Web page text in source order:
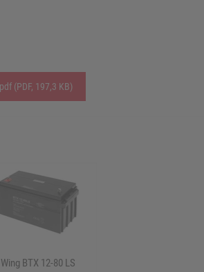
(PDF, 197,3 KB)
Wing BTX 12-80 LS